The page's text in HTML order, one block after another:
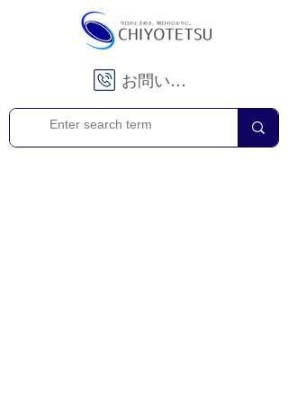
お問い合わせ